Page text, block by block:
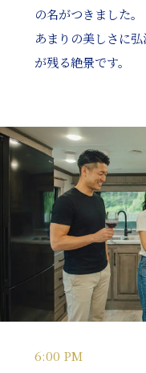
の名がつきました。
あまりの美しさに
が残る絶景です。
6:00 PM